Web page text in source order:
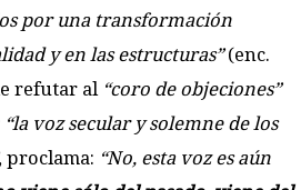
por una transformación
y en las estructuras”(enc.
refutar al “coro de objeciones”
“la voz secular y solemne de los
proclama: “No, esta voz es aún